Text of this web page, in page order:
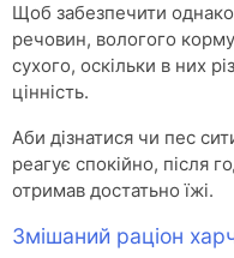
Щоб забезпечити
речовин, вологого
сухого, оскільки в них
цінність.
Аби дізнатися чи пес
реагує спокійно, після
отримав достатьно їжі.
Змішаний раціон